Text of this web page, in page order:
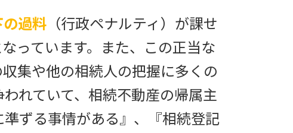
過料 （行政ペナルティ）が課せ
っています。また、この正当な
集や他の相続人の把握に多くの
れていて、相続不動産の帰属主
ずる事情がある』、『相続登記